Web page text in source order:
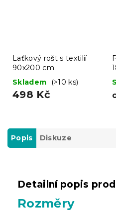
Laťkový rošt s textilií
90x200 cm
Skladem
(>10 ks)
498 Kč
Popis Diskuze
Detailní popis
Rozměry